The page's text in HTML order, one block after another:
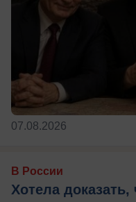
07.08.2026
В России
Хотела